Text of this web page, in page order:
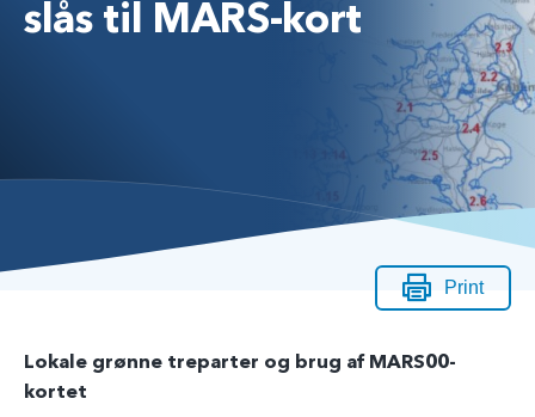
slås til MARS-kort
Print
Lokale grønne treparter og brug af MARS00-
kortet